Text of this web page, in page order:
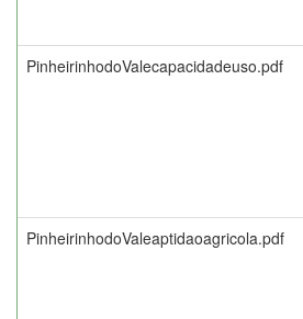
PinheirinhodoValecapacidadeuso.pdf
PinheirinhodoValeaptidaoagricola.pdf